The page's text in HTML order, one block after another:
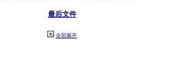
最后文件
全部展开